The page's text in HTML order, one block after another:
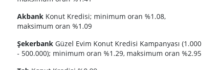
Akbank Konut Kredisi; minimum oran %1.08,
maksimum oran %1.09
Şekerbank Güzel Evim Konut Kredisi Kampanyası (1.000
- 500.000); minimum oran %1.29, maksimum oran %2.95